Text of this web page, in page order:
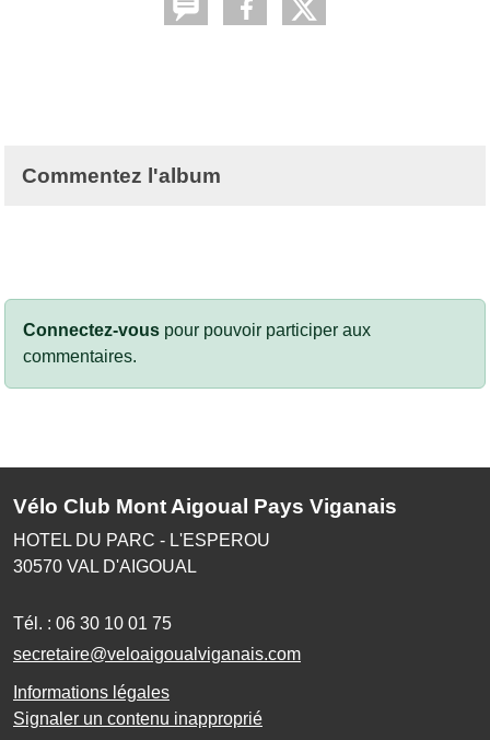
Commentez l'album
Connectez-vous pour pouvoir participer aux
commentaires.
Vélo Club Mont Aigoual Pays Viganais
HOTEL DU PARC - L'ESPEROU
30570 VAL D'AIGOUAL
Tél. : 06 30 10 01 75
secretaire@veloaigoualviganais.com
Informations légales
Signaler un contenu inapproprié